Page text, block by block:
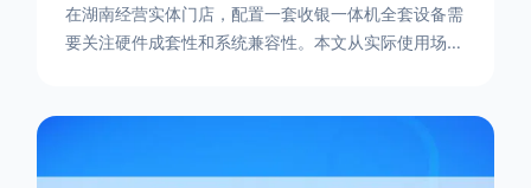
在湖南经营实体门店，配置一套收银一体机全套设备需
要关注硬件成套性和系统兼容性。本文从实际使用场景